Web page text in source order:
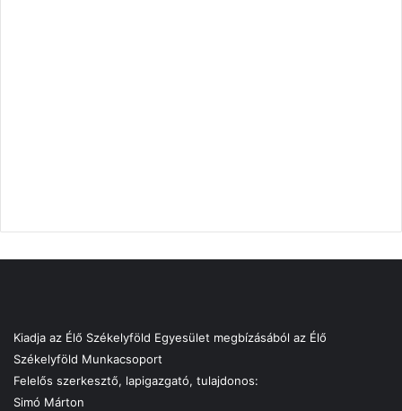
Kiadja az Élő Székelyföld Egyesület megbízásából az Élő
Székelyföld Munkacsoport
Felelős szerkesztő, lapigazgató, tulajdonos:
Simó Márton